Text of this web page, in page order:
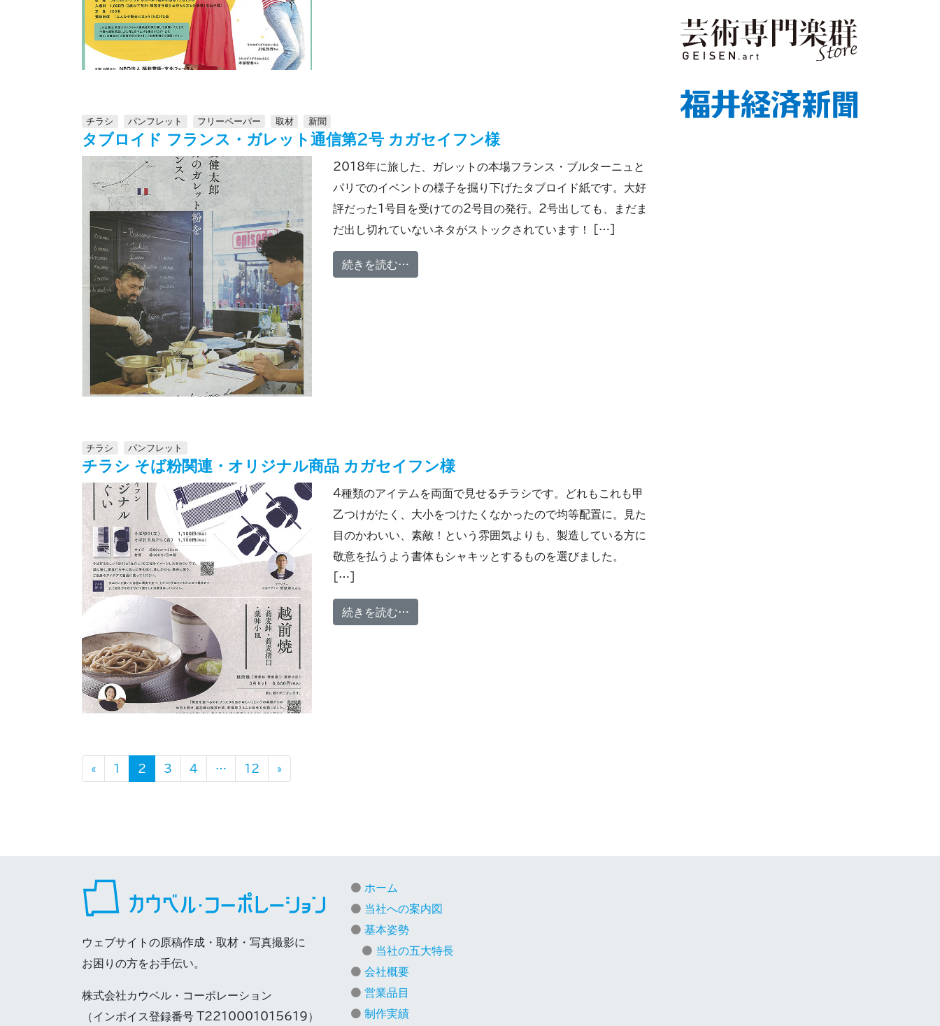
チラシ パンフレット フリーペーパー 取材 新聞
タブロイド フランス・ガレット通信第2号 カガセイフン様
2018年に旅した、ガレットの本場フランス・ブルターニュと
パリでのイベントの様子を掘り下げたタブロイド紙です。大好
評だった1号目を受けての2号目の発行。2号出しても、まだま
だ出し切れていないネタがストックされています！ […]
続きを読む…from タブロイド フランス・ガレット通信第2号 カガセイフン様
チラシ パンフレット
チラシ そば粉関連・オリジナル商品 カガセイフン様
4種類のアイテムを両面で見せるチラシです。どれもこれも甲
乙つけがたく、大小をつけたくなかったので均等配置に。見た
目のかわいい、素敵！という雰囲気よりも、製造している方に
敬意を払うよう書体もシャキッとするものを選びました。
[…]
続きを読む…from チラシ そば粉関連・オリジナル商品 カガセイフン様
投稿ナビゲーション
« 1 2 3 4 … 12 »
ウェブサイトの原稿作成・取材・写真撮影に
お困りの方をお手伝い。
株式会社カウベル・コーポレーション
（インボイス登録番号 T2210001015619）
ホーム
当社への案内図
基本姿勢
当社の五大特長
会社概要
営業品目
制作実績